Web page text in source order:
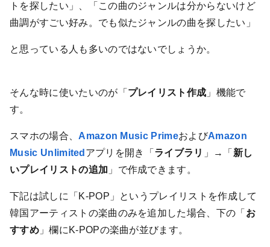
トを探したい」、「この曲のジャンルは分からないけど
曲調がすごい好み。でも似たジャンルの曲を探したい」
と思っている人も多いのではないでしょうか。
そんな時に使いたいのが「 プレイリスト作成 」機能で
す。
スマホの場合、 Amazon Music PrimeおよびAmazon
Music Unlimited アプリを開き「 ライブラリ 」→「 新し
いプレイリストの追加 」で作成できます。
下記は試しに「K-POP」というプレイリストを作成して
韓国アーティストの楽曲のみを追加した場合、下の「 お
すすめ」欄にK-POPの楽曲が並びます。